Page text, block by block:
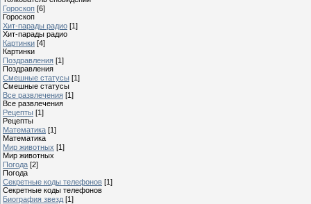
Гороскоп [6]
Гороскоп
Хит-парады радио [1]
Хит-парады радио
Картинки [4]
Картинки
Поздравления [1]
Поздравления
Смешные статусы [1]
Смешные статусы
Все развлечения [1]
Все развлечения
Рецепты [1]
Рецепты
Математика [1]
Математика
Мир животных [1]
Мир животных
Погода [2]
Погода
Секретные коды телефонов [1]
Секретные коды телефонов
Биография звезд [1]